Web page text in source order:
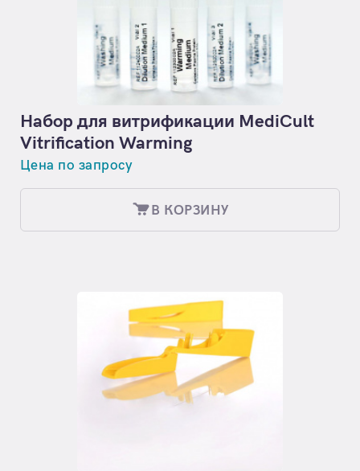
Набор для витрификации MediCult
Vitrification Warming
Цена по запросу
В КОРЗИНУ